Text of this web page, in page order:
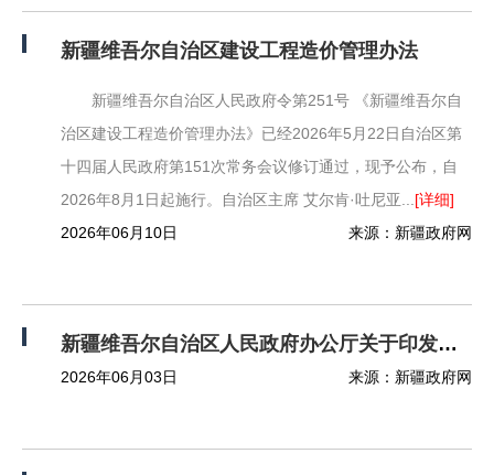
新疆维吾尔自治区建设工程造价管理办法
新疆维吾尔自治区人民政府令第251号 《新疆维吾尔自
治区建设工程造价管理办法》已经2026年5月22日自治区第
十四届人民政府第151次常务会议修订通过，现予公布，自
2026年8月1日起施行。自治区主席 艾尔肯·吐尼亚... [详细]
2026年06月10日
来源：新疆政府网
新疆维吾尔自治区人民政府办公厅关于印发《加快推进自治区营利性服务业高质量发展的若干措施（2026-2028年）》的通知
2026年06月03日 来源：新疆政府网